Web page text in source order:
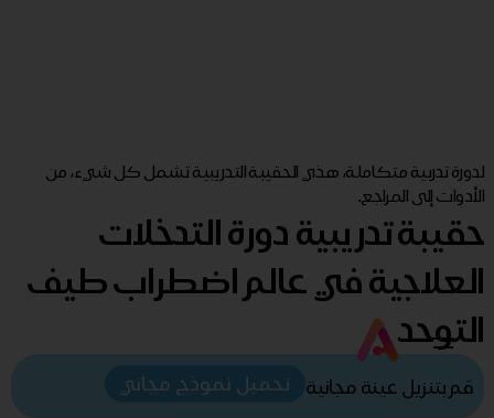
لدورة تدربية متكاملة، هذي الحقيبة التدريبية تشمل كل شيء، من
الأدوات إلى المراجع.
حقيبة تدريبية دورة التدخلات
العلاجية في عالم اضطراب طيف
التوحد
قم بتنزيل عينة مجانية تحميل نموذج مجاني